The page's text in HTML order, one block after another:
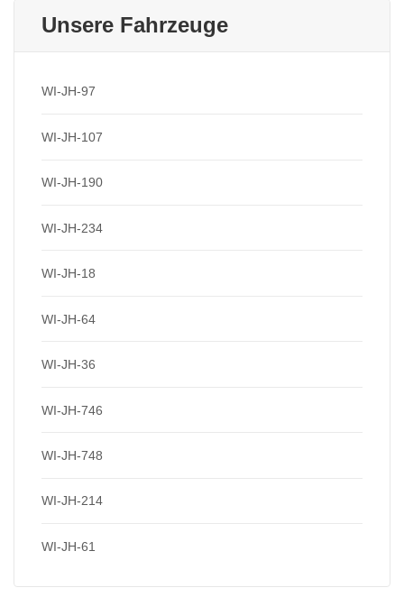
Unsere Fahrzeuge
WI-JH-97
WI-JH-107
WI-JH-190
WI-JH-234
WI-JH-18
WI-JH-64
WI-JH-36
WI-JH-746
WI-JH-748
WI-JH-214
WI-JH-61